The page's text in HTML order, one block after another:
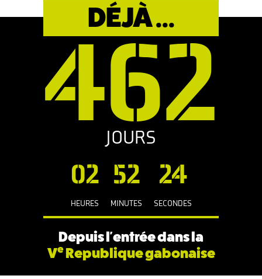
DÉJÀ ...
462
JOURS
02
HEURES
52
MINUTES
25
SECONDES
Depuis l'entrée dans la
VeRepublique gabonaise